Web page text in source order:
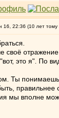
16, 22:36 (10 лет тому
своё
это я". По
Ты понимаешь,
правильнее
мы вполне